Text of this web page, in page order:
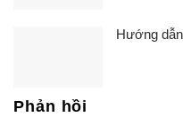
Hướng
Phản hồi